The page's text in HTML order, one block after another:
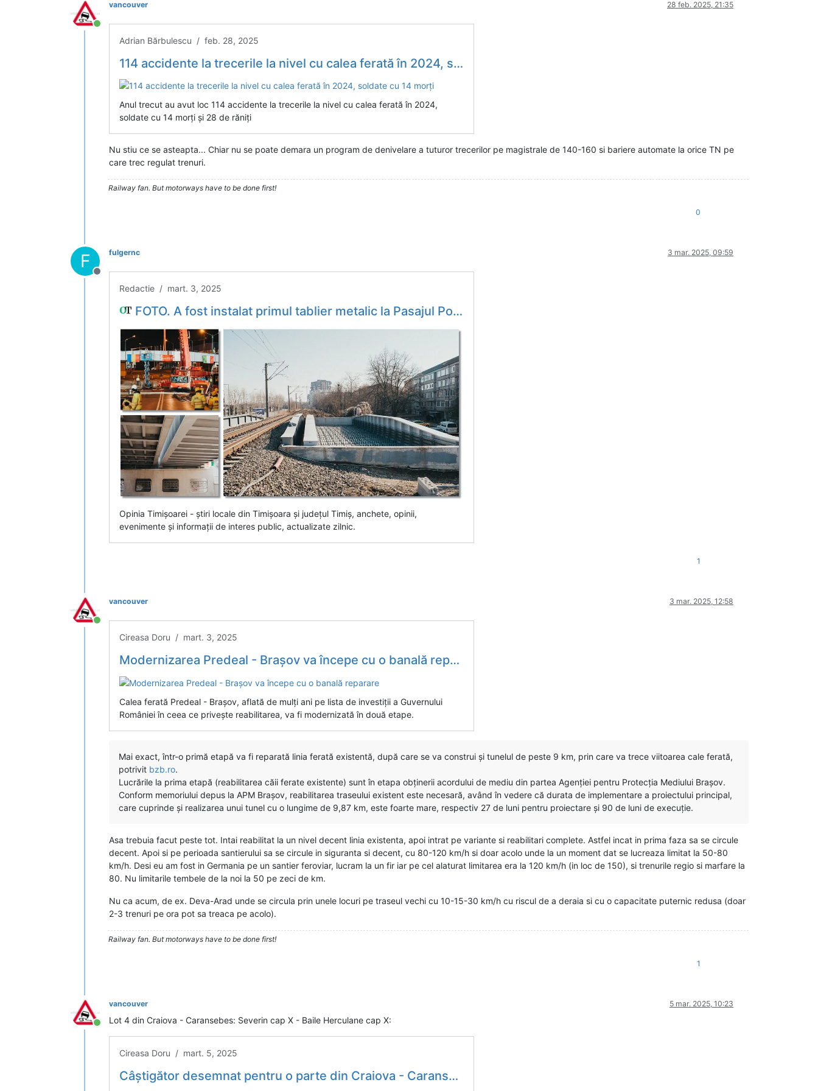
Conectat
vancouver 28 feb. 2025, 21:35
Adrian Bărbulescu / feb. 28, 2025
114 accidente la trecerile la nivel cu calea ferată în 2024, soldate cu 14 morți
Anul trecut au avut loc 114 accidente la trecerile la nivel cu calea ferată în 2024,
soldate cu 14 morți și 28 de răniți
Nu stiu ce se asteapta... Chiar nu se poate demara un program de denivelare a tuturor trecerilor pe magistrale de 140-160 si bariere automate la orice TN pe
care trec regulat trenuri.
Railway fan. But motorways have to be done first!
0
F
Deconectat
fulgernc 3 mar. 2025, 09:59
Redactie / mart. 3, 2025
FOTO. A fost instalat primul tablier metalic la Pasajul Popa Sapca pentru dublarea liniei de cale ferata. Ultimele imagini de pe santierul de pe magistrala CFR ce se modernizeaza cu bani europeni pe...
Opinia Timișoarei - știri locale din Timișoara și județul Timiș, anchete, opinii,
evenimente și informații de interes public, actualizate zilnic.
1
Conectat
vancouver 3 mar. 2025, 12:58
Cireasa Doru / mart. 3, 2025
Modernizarea Predeal - Brașov va începe cu o banală reparare
Calea ferată Predeal - Brașov, aflată de mulţi ani pe lista de investiţii a Guvernului
României în ceea ce priveşte reabilitarea, va fi modernizată în două etape.
Mai exact, într-o primă etapă va fi reparată linia ferată existentă, după care se va construi şi tunelul de peste 9 km, prin care va trece viitoarea cale ferată,
potrivit bzb.ro.
Lucrările la prima etapă (reabilitarea căii ferate existente) sunt în etapa obţinerii acordului de mediu din partea Agenţiei pentru Protecţia Mediului Braşov.
Conform memoriului depus la APM Braşov, reabilitarea traseului existent este necesară, având în vedere că durata de implementare a proiectului principal,
care cuprinde şi realizarea unui tunel cu o lungime de 9,87 km, este foarte mare, respectiv 27 de luni pentru proiectare şi 90 de luni de execuţie.
Asa trebuia facut peste tot. Intai reabilitat la un nivel decent linia existenta, apoi intrat pe variante si reabilitari complete. Astfel incat in prima faza sa se circule
decent. Apoi si pe perioada santierului sa se circule in siguranta si decent, cu 80-120 km/h si doar acolo unde la un moment dat se lucreaza limitat la 50-80
km/h. Desi eu am fost in Germania pe un santier feroviar, lucram la un fir iar pe cel alaturat limitarea era la 120 km/h (in loc de 150), si trenurile regio si marfare la
80. Nu limitarile tembele de la noi la 50 pe zeci de km.
Nu ca acum, de ex. Deva-Arad unde se circula prin unele locuri pe traseul vechi cu 10-15-30 km/h cu riscul de a deraia si cu o capacitate puternic redusa (doar
2-3 trenuri pe ora pot sa treaca pe acolo).
Railway fan. But motorways have to be done first!
1
Conectat
vancouver 5 mar. 2025, 10:23
Lot 4 din Craiova - Caransebes: Severin cap X - Baile Herculane cap X:
Cireasa Doru / mart. 5, 2025
Câștigător desemnat pentru o parte din Craiova - Caransebeș